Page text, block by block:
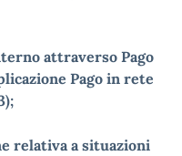
attraverso Pago
Pago in rete
relativa a situazioni